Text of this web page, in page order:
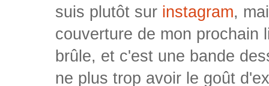
suis plutôt sur instagram,
couverture de mon prochain
brûle, et c'est une bande
ne plus trop avoir le goût